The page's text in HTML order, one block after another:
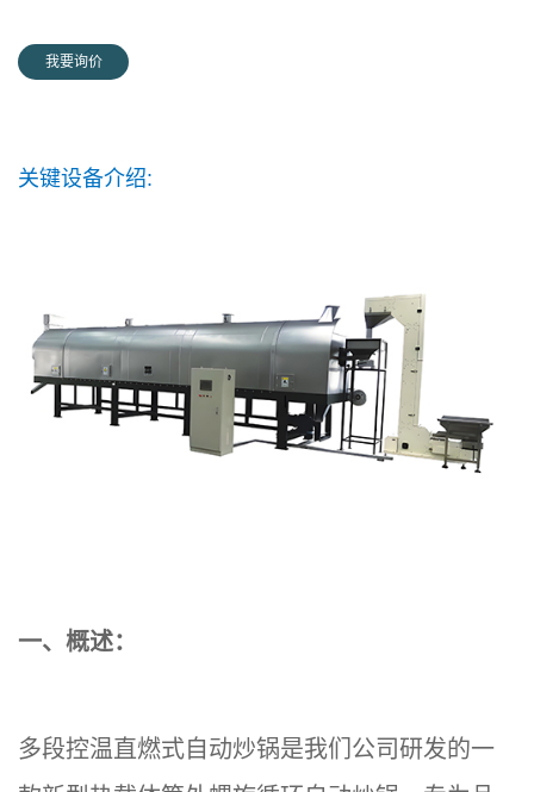
我要询价
关键设备介绍:
一、概述：
多段控温直燃式自动炒锅是我们公司研发的一